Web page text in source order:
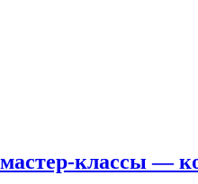
классы —